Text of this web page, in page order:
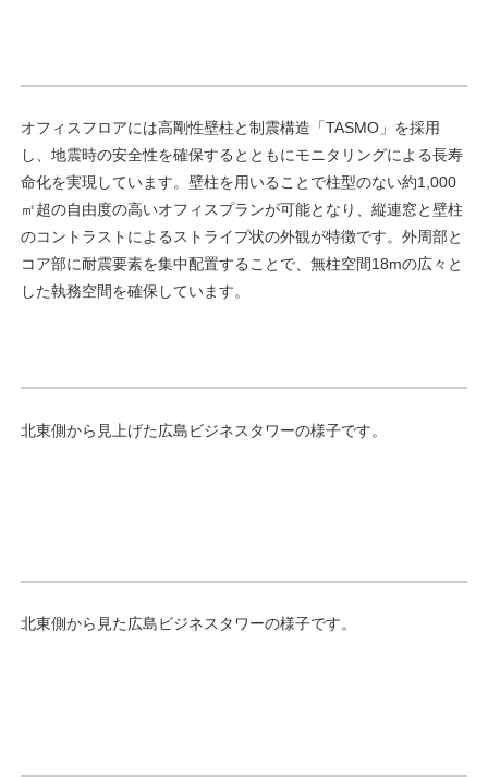
オフィスフロアには高剛性壁柱と制震構造「TASMO」を採用
し、地震時の安全性を確保するとともにモニタリングによる長寿
命化を実現しています。壁柱を用いることで柱型のない約1,000
㎡超の自由度の高いオフィスプランが可能となり、縦連窓と壁柱
のコントラストによるストライプ状の外観が特徴です。外周部と
コア部に耐震要素を集中配置することで、無柱空間18mの広々と
した執務空間を確保しています。
北東側から見上げた広島ビジネスタワーの様子です。
北東側から見た広島ビジネスタワーの様子です。